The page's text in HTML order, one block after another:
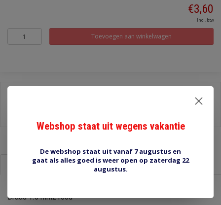
€3,60
Incl. btw
Toevoegen aan winkelwagen
Informatie Reviews (0)
Draad 1.5 mm2 rood
Webshop staat uit wegens vakantie
De webshop staat uit vanaf 7 augustus en
gaat als alles goed is weer open op zaterdag 22
augustus.